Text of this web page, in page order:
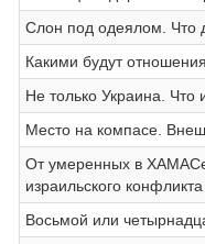
Слон под одеялом. Что
Какими будут
Не только Украина.
Место на компасе.
От умеренных в ХАМАСе
израильского конфликта
Восьмой или